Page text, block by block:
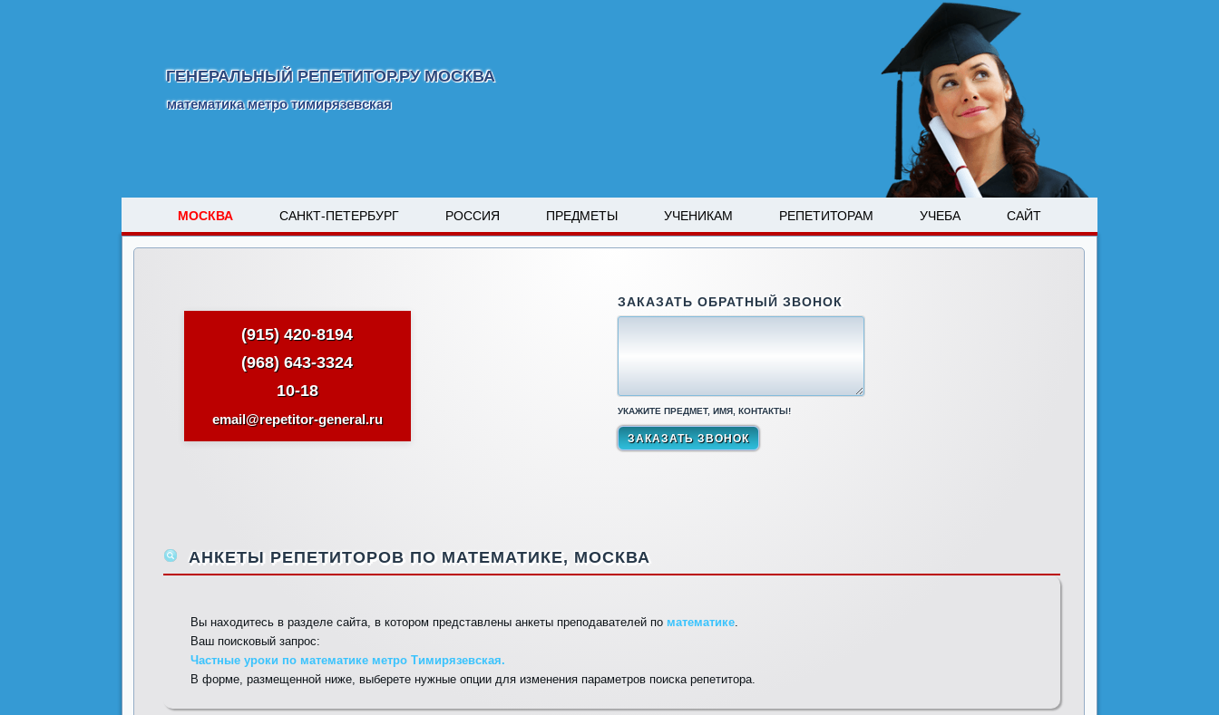
ГЕНЕРАЛЬНЫЙ РЕПЕТИТОР.РУ МОСКВА
математика метро тимирязевская
МОСКВА САНКТ-ПЕТЕРБУРГ РОССИЯ ПРЕДМЕТЫ УЧЕНИКАМ РЕПЕТИТОРАМ УЧЕБА САЙТ
(915) 420-8194
(968) 643-3324
10-18
email@repetitor-general.ru
ЗАКАЗАТЬ ОБРАТНЫЙ ЗВОНОК
УКАЖИТЕ ПРЕДМЕТ, ИМЯ, КОНТАКТЫ!
АНКЕТЫ РЕПЕТИТОРОВ ПО МАТЕМАТИКЕ, МОСКВА
Вы находитесь в разделе сайта, в котором представлены анкеты преподавателей по математике.
Ваш поисковый запрос:
Частные уроки по математике метро Тимирязевская.
В форме, размещенной ниже, выберете нужные опции для изменения параметров поиска репетитора.